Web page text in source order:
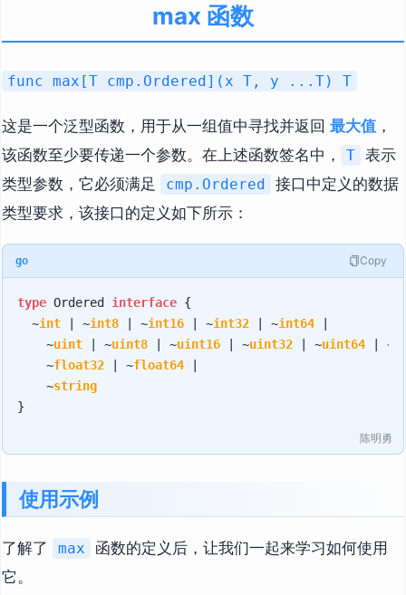
max 函数
func max[T cmp.Ordered](x T, y ...T) T
这是一个泛型函数，用于从一组值中寻找并返回 最大值 ，
该函数至少要传递一个参数。在上述函数签名中，
T 表示
类型参数，它必须满足
cmp.Ordered
接口中定义的数据
类型要求，该接口的定义如下所示：
go Copy
type Ordered interface {
	~
int | ~int8 | ~int16 | ~int32 | ~int64
		~
uint | ~uint8 | ~uint16 | ~uint32 | ~uint64 | ~
		~
float32 | ~float64
		~
string
陈明勇
使用示例
了解了 max
函数的定义后，让我们一起来学习如何使用
它。